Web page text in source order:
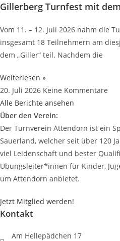
Gillerberg Turnfest mit
Vom 11. – 12. Juli 2026 nahm die
insgesamt 18 Teilnehmern am
dem „Giller“ teil. Nachdem die
Weiterlesen »
20. Juli 2026 Keine Kommentare
Alle Berichte ansehen
Über den Verein:
Der Turnverein Attendorn ist ein
Sauerland, welcher seit über 120
viel Leidenschaft und bester
Übungsleiter*innen für Kinder,
um Attendorn anbietet.
Jetzt Mitglied werden!
Kontakt
Am Hellepädchen 17